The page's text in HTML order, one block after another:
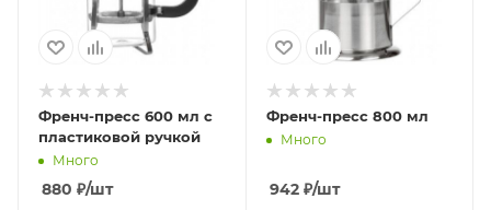
Френч-пресс 600 мл с
пластиковой ручкой
Много
880 ₽/шт
Френч-пресс 800 мл
Много
942₽/шт